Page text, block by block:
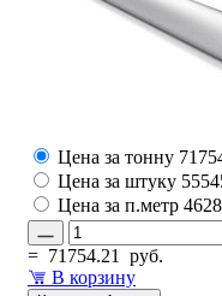
Цена за тонну
Цена за штуку
Цена за п.метр
= 71754.21
руб.
В корзину